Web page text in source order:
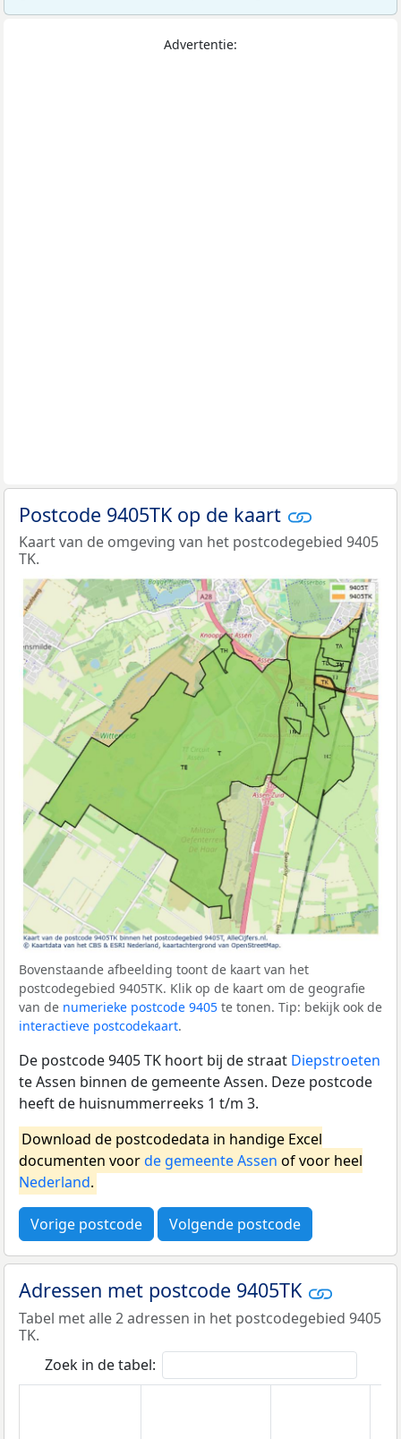
Advertentie:
Postcode 9405TK op de kaart
Kaart van de omgeving van het postcodegebied 9405
TK.
Bovenstaande afbeelding toont de kaart van het
postcodegebied 9405TK. Klik op de kaart om de geografie
van de numerieke postcode 9405 te tonen. Tip: bekijk ook de
interactieve postcodekaart.
De postcode 9405 TK hoort bij de straat Diepstroeten
te Assen binnen de gemeente Assen. Deze postcode
heeft de huisnummerreeks 1 t/m 3.
Download de postcodedata in handige Excel
documenten voorde gemeente Assen of voor heel
Nederland.
Vorige postcode Volgende postcode
Adressen met postcode 9405TK
Tabel met alle 2 adressen in het postcodegebied 9405
TK.
Zoek in de tabel: